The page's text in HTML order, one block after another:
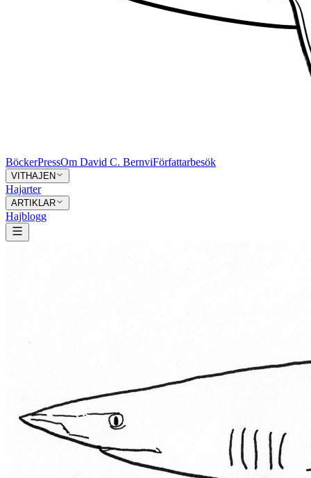
BöckerPressOm David C. BernviFörfattarbesök
VITHAJEN
Hajarter
ARTIKLAR
Hajblogg